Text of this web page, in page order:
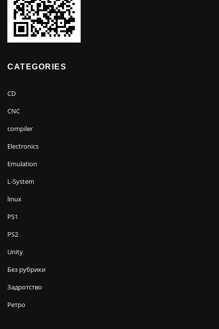
CATEGORIES
CD
CNC
compiler
Electronics
Emulation
L-System
linux
PS1
PS2
Unity
Без рубрики
Задротство
Ретро